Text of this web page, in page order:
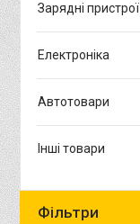
Зарядні пристрої
Електроніка
Автотовари
Інші товари
Фільтри